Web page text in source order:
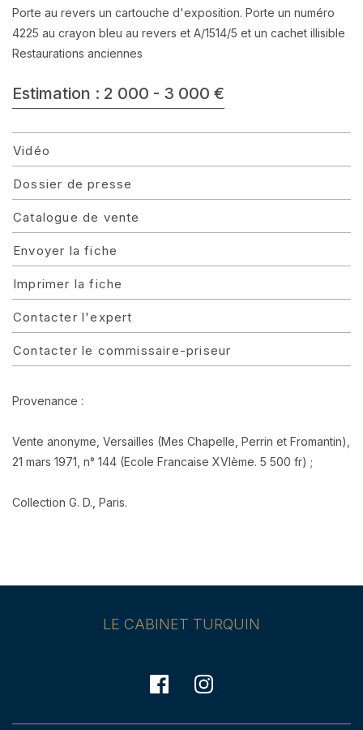
Porte au revers un cartouche d'exposition. Porte un numéro
4225 au crayon bleu au revers et A/1514/5 et un cachet illisible
Restaurations anciennes
Estimation : 2 000 - 3 000 €
Vidéo
Dossier de presse
Catalogue de vente
Envoyer la fiche
Imprimer la fiche
Contacter l'expert
Contacter le commissaire-priseur
Provenance :
Vente anonyme, Versailles (Mes Chapelle, Perrin et Fromantin),
21 mars 1971, n° 144 (Ecole Francaise XVIème. 5 500 fr) ;
Collection G. D., Paris.
LE CABINET TURQUIN